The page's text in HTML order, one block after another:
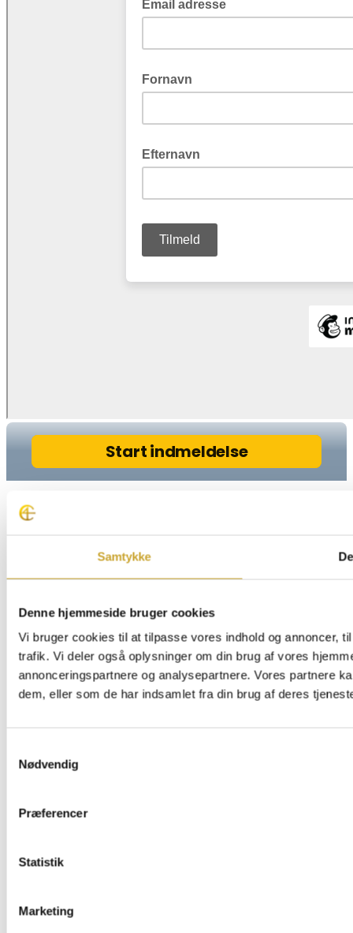
Samtykke
Denne hjemmeside bruger cookies
Vi bruger cookies til at tilpasse vores indhold og annoncer,
trafik. Vi deler også oplysninger om din brug af vores
annonceringspartnere og analysepartnere. Vores partnere
dem, eller som de har indsamlet fra din brug af deres
Nødvendig
Præferencer
Statistik
Marketing